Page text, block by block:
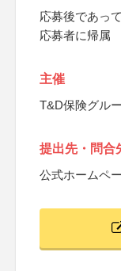
応募後であっ
応募者に帰属
主催
T&D保険グル
提出先・問合
公式ホームペ